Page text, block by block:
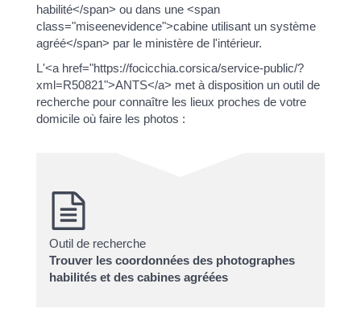
habilité</span> ou dans une <span
class="miseenevidence">cabine utilisant un système
agréé</span> par le ministère de l'intérieur.
L'<a href="https://focicchia.corsica/service-public/?
xml=R50821">ANTS</a> met à disposition un outil de
recherche pour connaître les lieux proches de votre
domicile où faire les photos :
Outil de recherche
Trouver les coordonnées des photographes
habilités et des cabines agréées